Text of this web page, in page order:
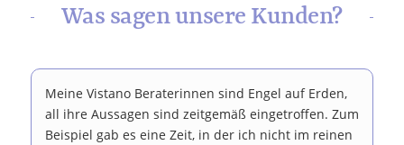
Was sagen unsere Kunden?
Meine Vistano Beraterinnen sind Engel auf Erden,
all ihre Aussagen sind zeitgemäß eingetroffen. Zum
Beispiel gab es eine Zeit, in der ich nicht im reinen